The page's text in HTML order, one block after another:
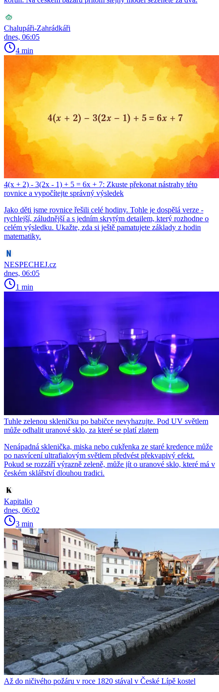
Chalupáři-Zahrádkáři
dnes, 06:05
4 min
4(x + 2) - 3(2x - 1) + 5 = 6x + 7: Zkuste překonat nástrahy této
rovnice a vypočítejte správný výsledek
Jako děti jsme rovnice řešili celé hodiny. Tohle je dospělá verze -
rychlejší, záludnější a s jedním skrytým detailem, který rozhodne o
celém výsledku. Ukažte, zda si ještě pamatujete základy z hodin
matematiky.
NESPECHEJ.cz
dnes, 06:05
1 min
Tuhle zelenou skleničku po babičce nevyhazujte. Pod UV světlem
může odhalit uranové sklo, za které se platí zlatem
Nenápadná sklenička, miska nebo cukřenka ze staré kredence může
po nasvícení ultrafialovým světlem předvést překvapivý efekt.
Pokud se rozzáří výrazně zeleně, může jít o uranové sklo, které má v
českém sklářství dlouhou tradici.
Kapitalio
dnes, 06:02
3 min
Až do ničivého požáru v roce 1820 stával v České Lípě kostel